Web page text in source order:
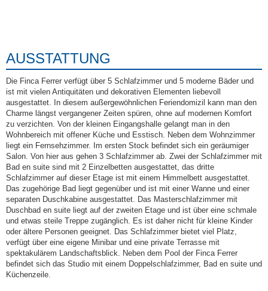
AUSSTATTUNG
Die Finca Ferrer verfügt über 5 Schlafzimmer und 5 moderne Bäder und
ist mit vielen Antiquitäten und dekorativen Elementen liebevoll
ausgestattet. In diesem außergewöhnlichen Feriendomizil kann man den
Charme längst vergangener Zeiten spüren, ohne auf modernen Komfort
zu verzichten. Von der kleinen Eingangshalle gelangt man in den
Wohnbereich mit offener Küche und Esstisch. Neben dem Wohnzimmer
liegt ein Fernsehzimmer. Im ersten Stock befindet sich ein geräumiger
Salon. Von hier aus gehen 3 Schlafzimmer ab. Zwei der Schlafzimmer mit
Bad en suite sind mit 2 Einzelbetten ausgestattet, das dritte
Schlafzimmer auf dieser Etage ist mit einem Himmelbett ausgestattet.
Das zugehörige Bad liegt gegenüber und ist mit einer Wanne und einer
separaten Duschkabine ausgestattet. Das Masterschlafzimmer mit
Duschbad en suite liegt auf der zweiten Etage und ist über eine schmale
und etwas steile Treppe zugänglich. Es ist daher nicht für kleine Kinder
oder ältere Personen geeignet. Das Schlafzimmer bietet viel Platz,
verfügt über eine eigene Minibar und eine private Terrasse mit
spektakulärem Landschaftsblick. Neben dem Pool der Finca Ferrer
befindet sich das Studio mit einem Doppelschlafzimmer, Bad en suite und
Küchenzeile.